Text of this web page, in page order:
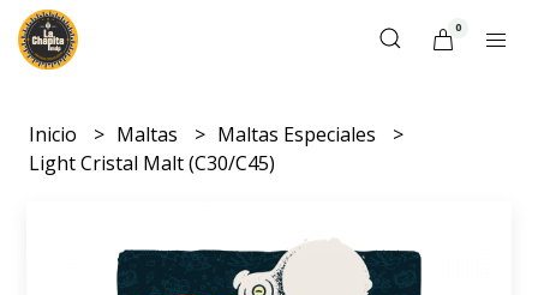
0
Inicio Maltas
Maltas Especiales
Light Cristal Malt (C30/C45)